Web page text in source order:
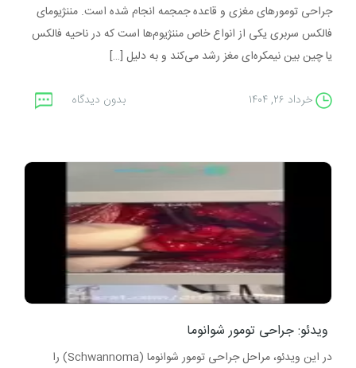
جراحی تومورهای مغزی و قاعده جمجمه انجام شده است. مننژیومای
فالکس سربری یکی از انواع خاص مننژیوم‌ها است که در ناحیه فالکس
یا چین بین‌ نیمکره‌ای مغز رشد می‌کند و به دلیل […]
خرداد ۲۶, ۱۴۰۴ بدون دیدگاه
ویدئو: جراحی تومور شوانوما
در این ویدئو، مراحل جراحی تومور شوانوما (Schwannoma) را